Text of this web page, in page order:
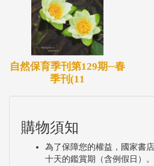
自然保育季刊第129期─春
季刊(11
購物須知
為了保障您的權益，國家書
十天的鑑賞期（含例假日）